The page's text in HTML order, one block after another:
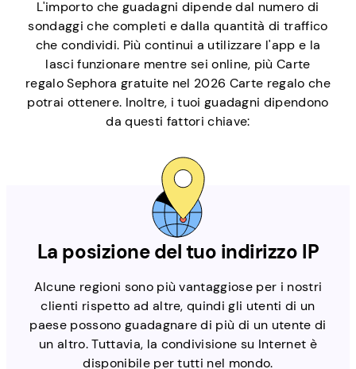
L'importo che guadagni dipende dal numero di
sondaggi che completi e dalla quantità di traffico
che condividi. Più continui a utilizzare l'app e la
lasci funzionare mentre sei online, più Carte
regalo Sephora gratuite nel 2026 Carte regalo che
potrai ottenere. Inoltre, i tuoi guadagni dipendono
da questi fattori chiave:
La posizione del tuo indirizzo IP
Alcune regioni sono più vantaggiose per i nostri
clienti rispetto ad altre, quindi gli utenti di un
paese possono guadagnare di più di un utente di
un altro. Tuttavia, la condivisione su Internet è
disponibile per tutti nel mondo.